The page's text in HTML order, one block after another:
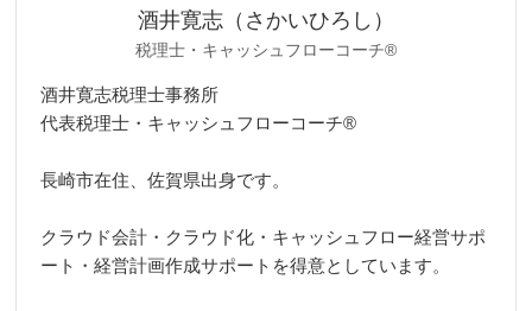
酒井寛志（さかいひろし）
税理士・キャッシュフローコーチ®
酒井寛志税理士事務所
代表税理士・キャッシュフローコーチ®
長崎市在住、佐賀県出身です。
クラウド会計・クラウド化・キャッシュフロー経営サポ
ート・経営計画作成サポートを得意としています。